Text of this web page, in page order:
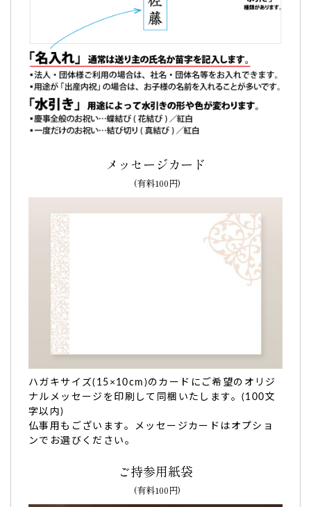
メッセージカード
(有料100円)
ハガキサイズ(15×10cm)のカードにご希望のオリジ
ナルメッセージを印刷して同梱いたします。(100文
字以内)
仏事用もございます。メッセージカードはオプショ
ンでお選びください。
ご持参用紙袋
(有料100円)